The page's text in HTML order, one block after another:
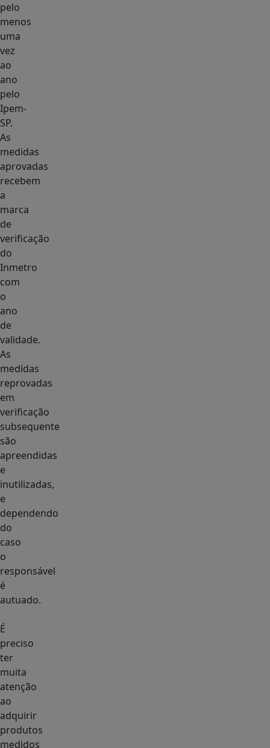
pelo
menos
uma
vez
ao
ano
pelo
Ipem-
SP.
As
medidas
aprovadas
recebem
a
marca
de
verificação
do
Inmetro
com
o
ano
de
validade.
As
medidas
reprovadas
em
verificação
subsequente
são
apreendidas
e
inutilizadas,
e
dependendo
do
caso
o
responsável
é
autuado.
É
preciso
ter
muita
atenção
ao
adquirir
produtos
medidos